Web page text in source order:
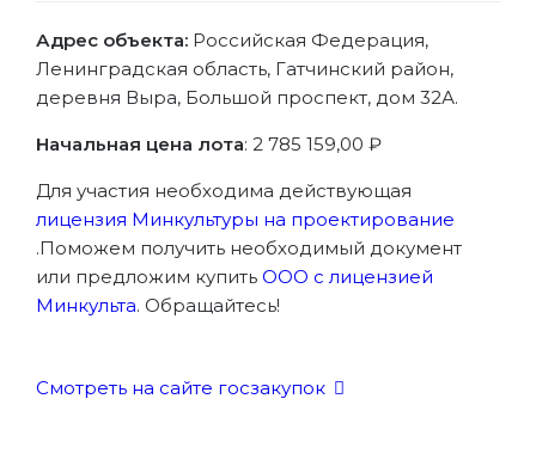
Адрес объекта: Российская Федерация,
Ленинградская область, Гатчинский район,
деревня Выра, Большой проспект, дом 32А.
Начальная цена лота: 2 785 159,00 ₽
Для участия необходима действующая
лицензия Минкультуры на проектирование
.Поможем получить необходимый документ
или предложим купить ООО с лицензией
Минкульта. Обращайтесь!
Смотреть на сайте госзакупок